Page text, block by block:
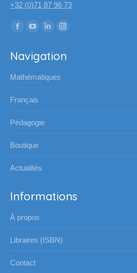
+32 (0)71 87 96 73
Trouvez nous sur :
La
Facebook
une
fenêtre
YouTube
une
fenêtre
LinkedIn
La
Instagram
Navigation
Mathématiques
Français
Pédagogie
Boutique
Actualités
Informations
À propos
Libraires (ISBN)
Contact